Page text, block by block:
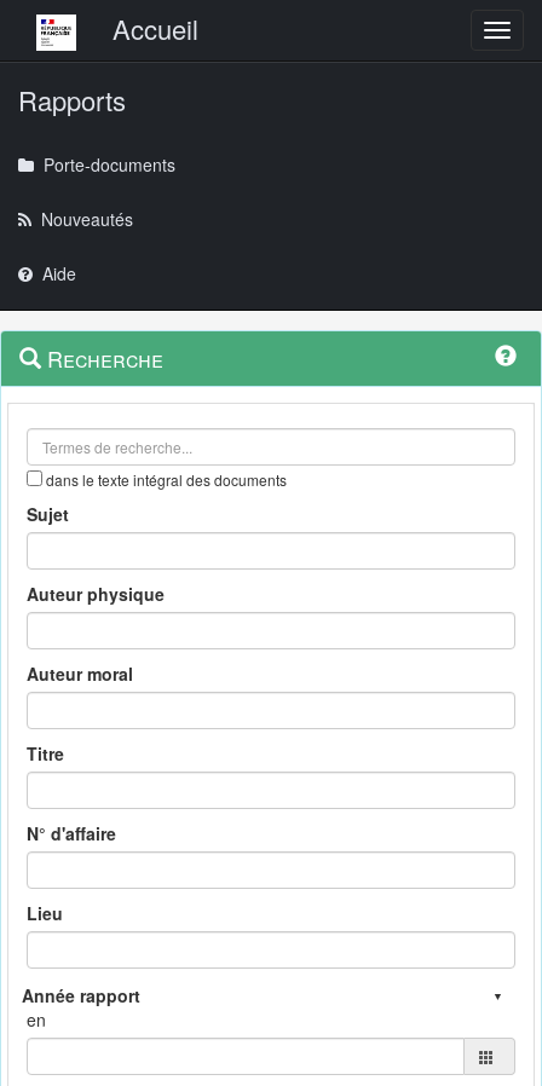
Menu principalAccueil
Rapports
Porte-documents
Nouveautés
Aide
Navigation
outils
Menu
contextuel
Recherche
dans le texte intégral des documents
Sujet
Auteur physique
Auteur moral
Titre
N° d'affaire
Lieu
en